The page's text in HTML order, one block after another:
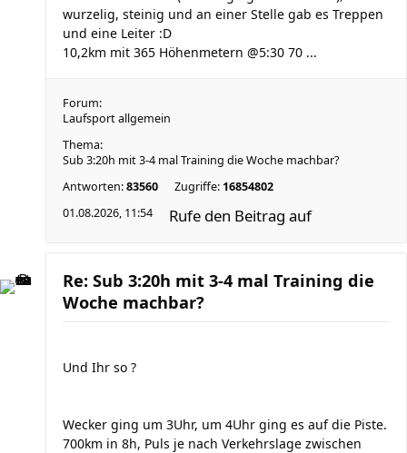
wurzelig, steinig und an einer Stelle gab es Treppen
und eine Leiter :D
10,2km mit 365 Höhenmetern @5:30 70 ...
Forum:
Laufsport allgemein
Thema:
Sub 3:20h mit 3-4 mal Training die Woche machbar?
Antworten:83560 Zugriffe: 16854802
01.08.2026, 11:54
Rufe den Beitrag auf
Re: Sub 3:20h mit 3-4 mal Training die
Woche machbar?
Und Ihr so ?
Wecker ging um 3Uhr, um 4Uhr ging es auf die Piste.
700km in 8h, Puls je nach Verkehrslage zwischen